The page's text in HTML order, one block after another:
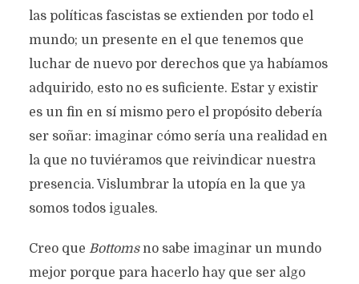
las políticas fascistas se extienden por todo el
mundo; un presente en el que tenemos que
luchar de nuevo por derechos que ya habíamos
adquirido, esto no es suficiente. Estar y existir
es un fin en sí mismo pero el propósito debería
ser soñar: imaginar cómo sería una realidad en
la que no tuviéramos que reivindicar nuestra
presencia. Vislumbrar la utopía en la que ya
somos todos iguales.
Creo que Bottomsno sabe imaginar un mundo
mejor porque para hacerlo hay que ser algo